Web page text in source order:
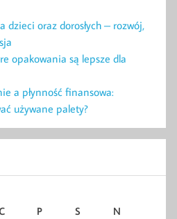
dzieci oraz dorosłych – rozwój,
opakowania są lepsze dla
a płynność finansowa:
używane palety?
P S N